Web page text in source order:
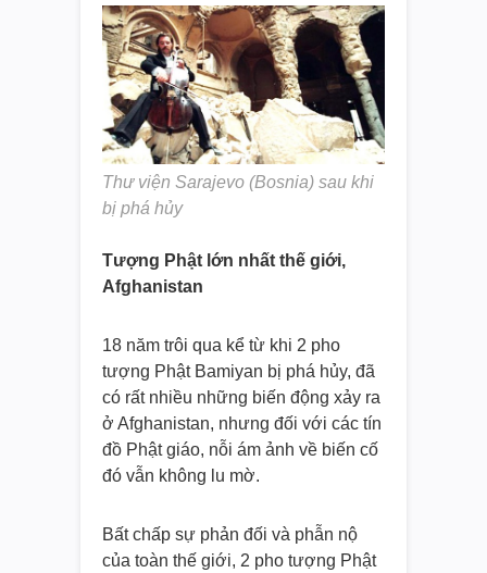
Thư viện Sarajevo (Bosnia) sau khi
bị phá hủy
Tượng Phật lớn nhất thế giới,
Afghanistan
18 năm trôi qua kể từ khi 2 pho
tượng Phật Bamiyan bị phá hủy, đã
có rất nhiều những biến động xảy ra
ở Afghanistan, nhưng đối với các tín
đồ Phật giáo, nỗi ám ảnh về biến cố
đó vẫn không lu mờ.
Bất chấp sự phản đối và phẫn nộ
của toàn thế giới, 2 pho tượng Phật